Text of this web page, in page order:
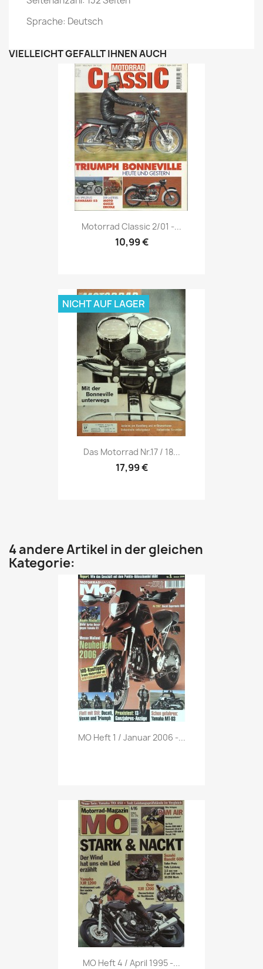
Sprache: Deutsch
VIELLEICHT GEFÄLLT IHNEN AUCH
Vorschau
Motorrad Classic 2/01 -...
10,99 €
Vorschau
Das Motorrad Nr.17 / 18...
17,99 €
NICHT AUF LAGER
4 andere Artikel in der gleichen
Kategorie:
 Vorschau
MO Heft 1 / Januar 2006 -...
Vorschau
MO Heft 4 / April 1995 -...